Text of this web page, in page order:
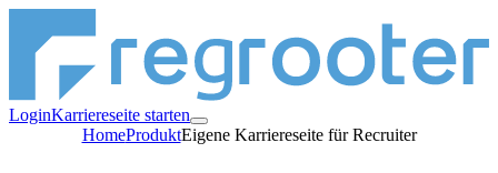
LoginKarriereseite starten
HomeProduktEigene Karriereseite für Recruiter